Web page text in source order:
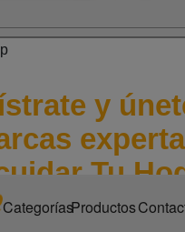
CategoríasProductos